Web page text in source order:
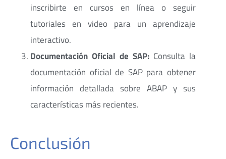
inscribirte en cursos en línea o seguir
tutoriales en video para un aprendizaje
interactivo.
Documentación Oficial de SAP: Consulta la
documentación oficial de SAP para obtener
información detallada sobre ABAP y sus
características más recientes.
Conclusión